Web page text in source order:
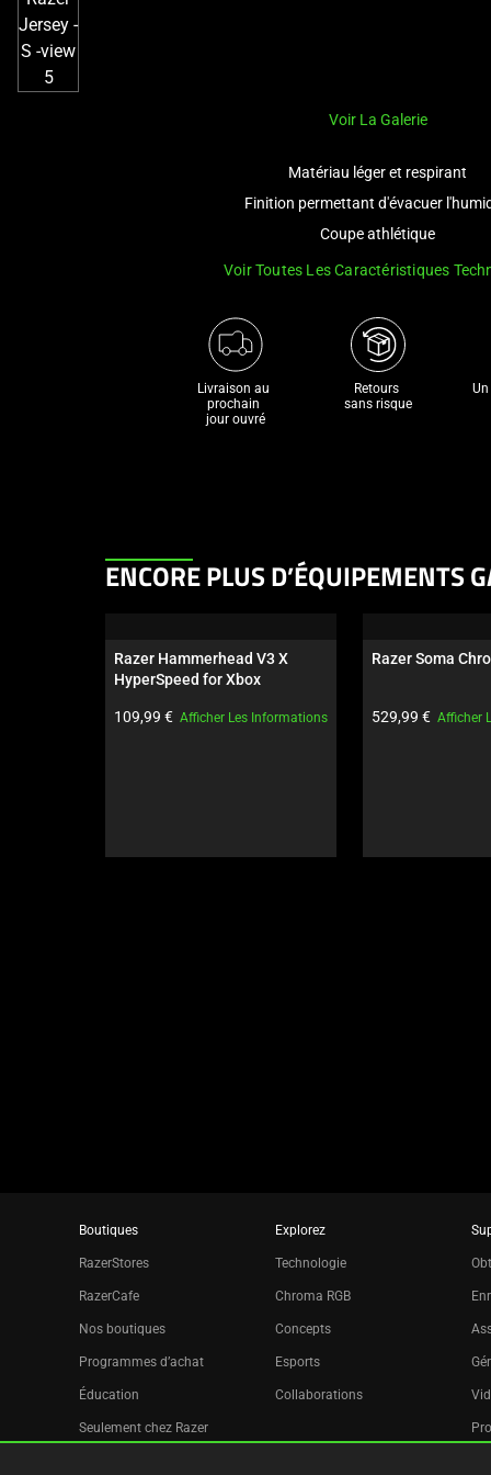
Voir La Galerie
Matériau léger et respirant
Finition permettant d'évacuer
Coupe athlétique
Voir Toutes Les Caractéristiques
Livraison au
prochain
jour ouvré
Retours
sans risque
This
carousel.
Use
and
or
ENCORE PLUS D’ÉQUIPEMENTS
Razer Hammerhead V3 X
HyperSpeed for Xbox
Prix du produit:
109,99 € Afficher Les Informations
Razer Soma
Prix du produit:
529,99 € Afficher
Boutiques
RazerStores
RazerCafe
Nos boutiques
Programmes d’achat
Éducation
Seulement chez Razer
Explorez
Technologie
Chroma RGB
Concepts
Esports
Collaborations